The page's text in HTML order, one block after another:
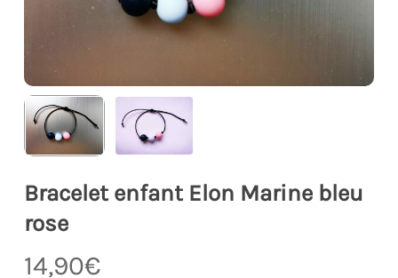
Bracelet enfant Elon Marine bleu
rose
14,90€